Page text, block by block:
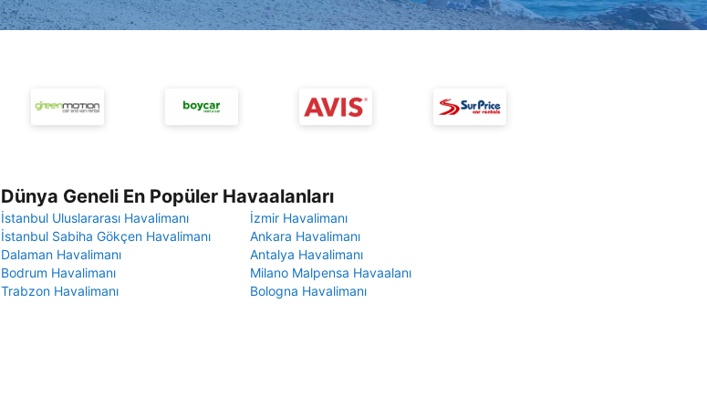
Dünya Geneli En Popüler Havaalanları
İstanbul Uluslararası Havalimanı
İzmir Havalimanı
İstanbul Sabiha Gökçen Havalimanı
Ankara Havalimanı
Dalaman Havalimanı
Antalya Havalimanı
Bodrum Havalimanı
Milano Malpensa Havaalanı
Trabzon Havalimanı
Bologna Havalimanı